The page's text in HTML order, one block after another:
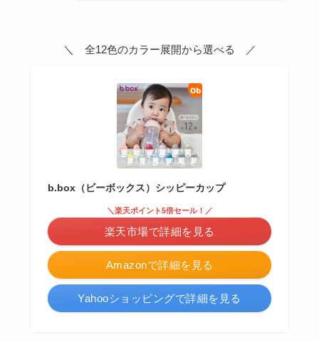
＼ 全12色のカラー展開から選べる ／
b.box（ビーボックス）シッピーカップ
Amazonで詳細を見る
＼楽天ポイント5倍セール！／
楽天市場で詳細を見る
Yahooショッピングで詳細を見る